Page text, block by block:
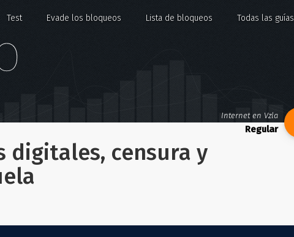
Internet en Vzla
Todas las guías
Lista de bloqueos
Evade los bloqueos
Test
digitales, censura y